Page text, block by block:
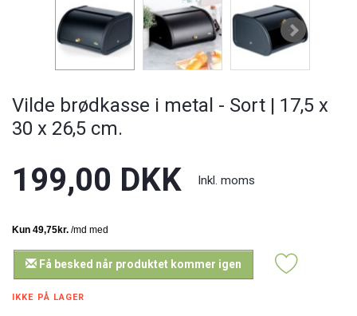
Vilde brødkasse i metal - Sort | 17,5 x
30 x 26,5 cm.
199,00 DKK Inkl. moms
Få besked når produktet kommer igen
IKKE PÅ LAGER